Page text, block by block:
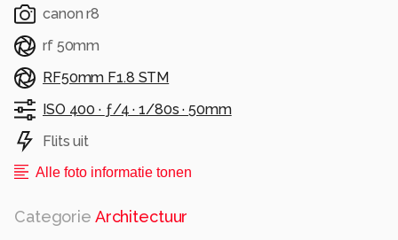
canon r8
rf 50mm
RF50mm F1.8 STM
ISO 400 · ƒ/4 ·1/80s ·50mm
Flits uit
Alle foto informatie tonen
Categorie Architectuur